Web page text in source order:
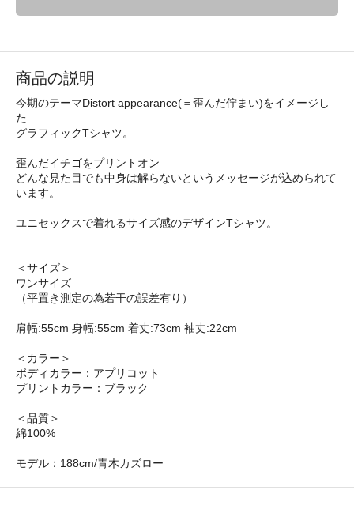
商品の説明
今期のテーマDistort appearance(＝歪んだ佇まい)をイメージし
た
グラフィックTシャツ。
歪んだイチゴをプリントオン
どんな見た目でも中身は解らないというメッセージが込められて
います。
ユニセックスで着れるサイズ感のデザインTシャツ。
＜サイズ＞
ワンサイズ
（平置き測定の為若干の誤差有り）
肩幅:55cm 身幅:55cm 着丈:73cm 袖丈:22cm
＜カラー＞
ボディカラー：アプリコット
プリントカラー：ブラック
＜品質＞
綿100%
モデル：188cm/青木カズロー